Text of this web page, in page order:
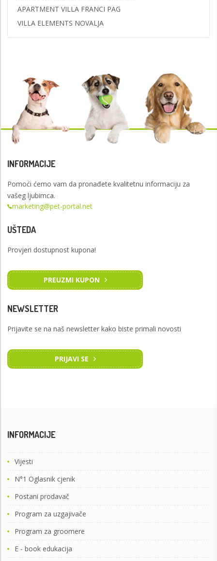
APARTMENT VILLA FRANCI PAG
VILLA ELEMENTS NOVALJA
INFORMACIJE
Pomoći ćemo vam da pronađete kvalitetnu informaciju za
vašeg ljubimca.
marketing@pet-portal.net
UŠTEDA
Provjeri dostupnost kupona!
PREUZMI KUPON
NEWSLETTER
Prijavite se na naš newsletter kako biste primali novosti
PRIJAVI SE
INFORMACIJE
Vijesti
N°1 Oglasnik cjenik
Postani prodavač
Program za uzgajivače
Program za groomere
E - book edukacija